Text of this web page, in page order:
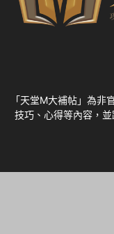
「天堂M大補帖」為非
技巧、心得等內容，